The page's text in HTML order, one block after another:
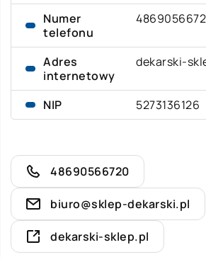
Numer
telefonu
Adres
internetowy
dekarski-
NIP 5273136126
48690566720
biuro@sklep-dekarski.pl
dekarski-sklep.pl